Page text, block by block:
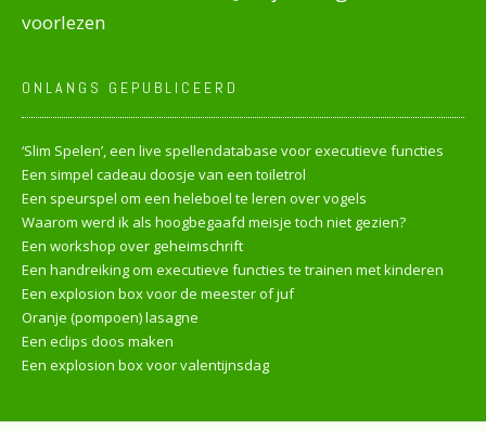
voorlezen
ONLANGS GEPUBLICEERD
‘Slim Spelen’, een live spellendatabase voor executieve functies
Een simpel cadeau doosje van een toiletrol
Een speurspel om een heleboel te leren over vogels
Waarom werd ik als hoogbegaafd meisje toch niet gezien?
Een workshop over geheimschrift
Een handreiking om executieve functies te trainen met kinderen
Een explosion box voor de meester of juf
Oranje (pompoen) lasagne
Een eclips doos maken
Een explosion box voor valentijnsdag